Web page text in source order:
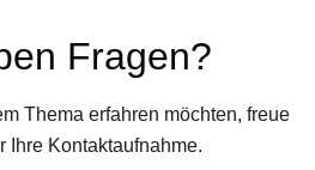
Fragen?
Thema erfahren möchten, freue
Ihre Kontaktaufnahme.